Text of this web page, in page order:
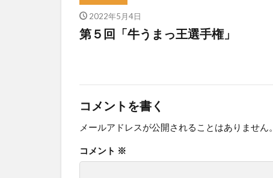
2022年5月4日
第５回「牛うまっ王選手権」
コメントを書く
メールアドレスが公開されることはありません。
コメント ※